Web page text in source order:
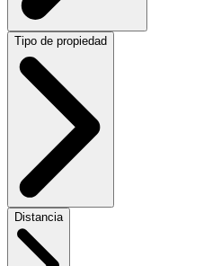
Tipo de propiedad
Distancia